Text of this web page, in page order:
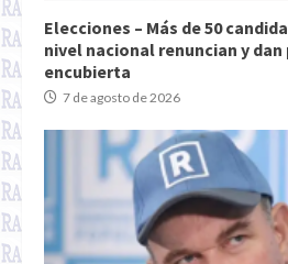
Elecciones – Más de 50
nivel nacional renuncian y
encubierta
7 de agosto de 2026